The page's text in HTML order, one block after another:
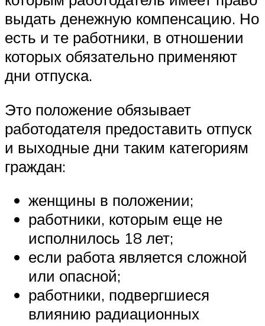
выдать денежную компенсацию. Но
есть и те работники, в отношении
которых обязательно применяют
дни отпуска.
Это положение обязывает
работодателя предоставить отпуск
и выходные дни таким категориям
граждан:
женщины в положении;
работники, которым еще не
исполнилось 18 лет;
если работа является сложной
или опасной;
работники, подвергшиеся
влиянию радиационных